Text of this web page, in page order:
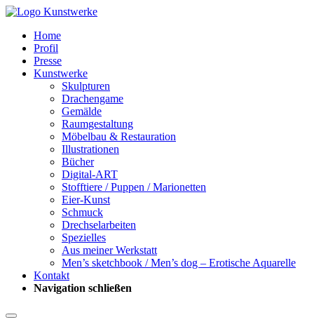
Home
Profil
Presse
Kunstwerke
Skulpturen
Drachengame
Gemälde
Raumgestaltung
Möbelbau & Restauration
Illustrationen
Bücher
Digital-ART
Stofftiere / Puppen / Marionetten
Eier-Kunst
Schmuck
Drechselarbeiten
Spezielles
Aus meiner Werkstatt
Men’s sketchbook / Men’s dog – Erotische Aquarelle
Kontakt
Navigation schließen